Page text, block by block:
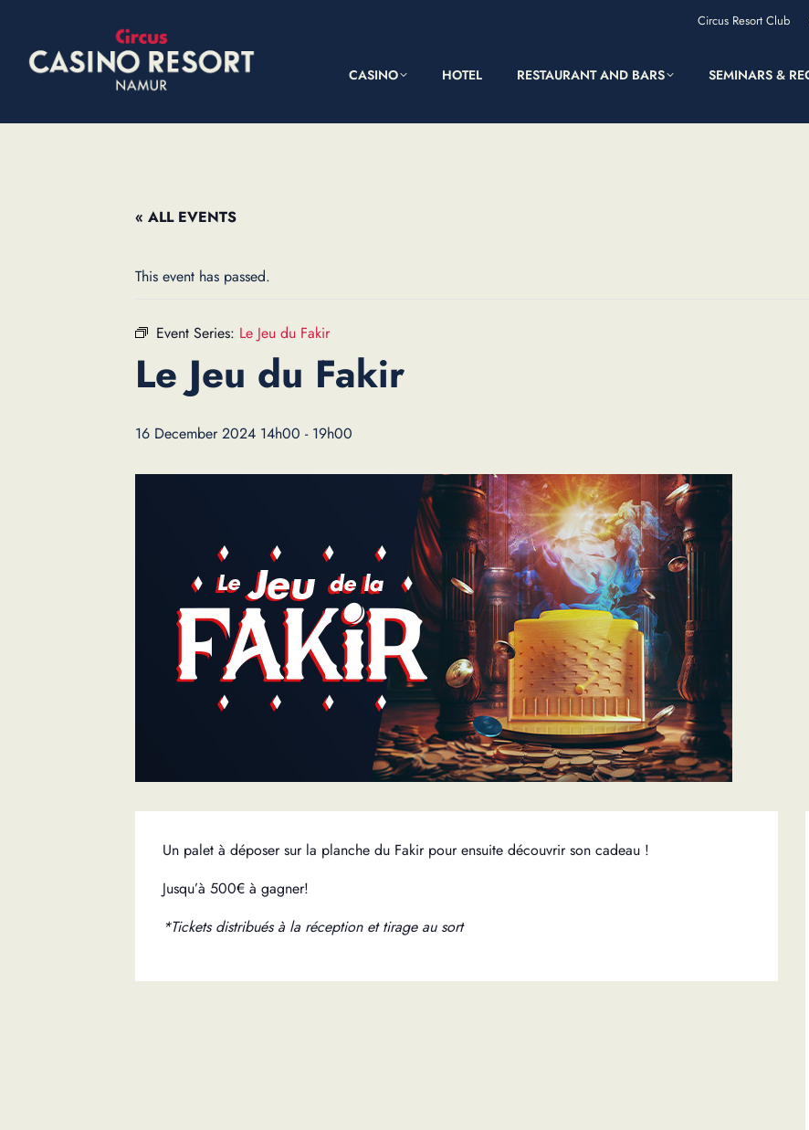
Circus Resort Club
CASINO HOTEL RESTAURANT AND BARS SEMINARS &
« ALL EVENTS
This event has passed.
Event Series: Le Jeu du Fakir
Le Jeu du Fakir
16 December 2024 14h00 - 19h00
Un palet à déposer sur la planche du Fakir pour ensuite découvrir son cadeau !
Jusqu’à 500€ à gagner!
*Tickets distribués à la réception et tirage au sort